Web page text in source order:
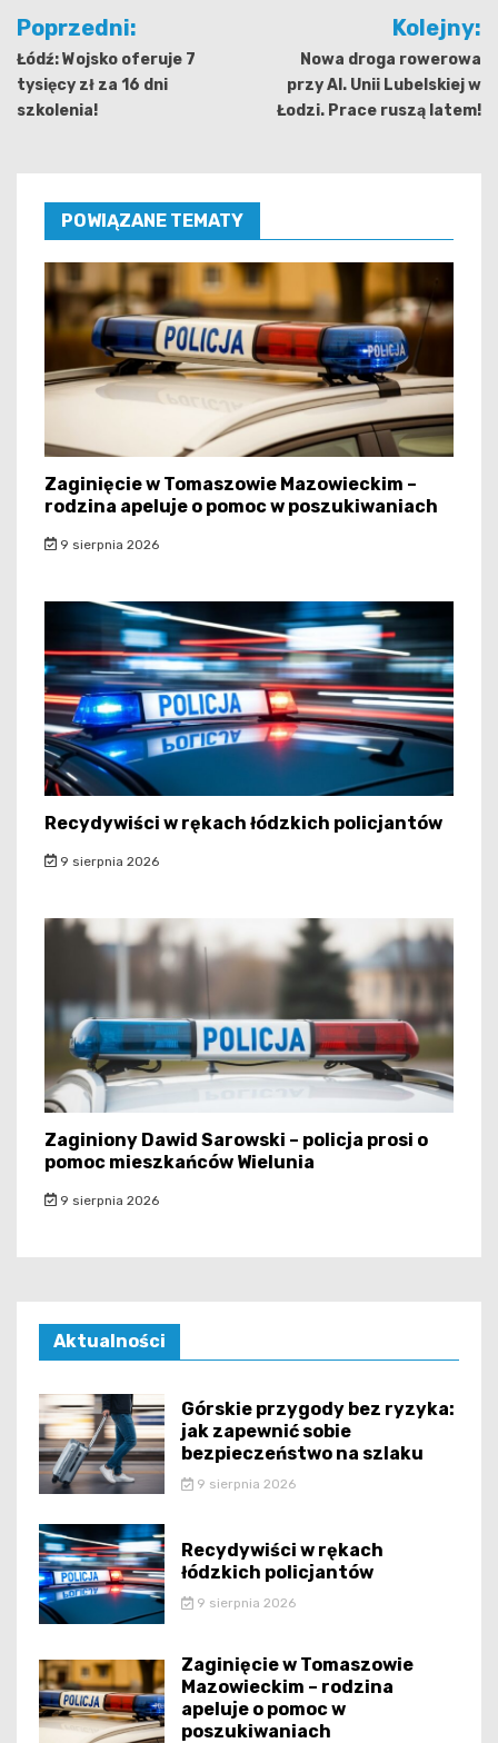
Nawigacja
wpisu
Poprzedni:
Łódź: Wojsko oferuje 7
tysięcy zł za 16 dni
szkolenia!
Kolejny:
Nowa droga rowerowa
przy Al. Unii Lubelskiej w
Łodzi. Prace ruszą latem!
POWIĄZANE TEMATY
Zaginięcie w Tomaszowie Mazowieckim –
rodzina apeluje o pomoc w poszukiwaniach
9 sierpnia 2026
Recydywiści w rękach łódzkich policjantów
9 sierpnia 2026
Zaginiony Dawid Sarowski – policja prosi o
pomoc mieszkańców Wielunia
9 sierpnia 2026
Aktualności
Górskie przygody bez ryzyka:
jak zapewnić sobie
bezpieczeństwo na szlaku
9 sierpnia 2026
Recydywiści w rękach
łódzkich policjantów
9 sierpnia 2026
Zaginięcie w Tomaszowie
Mazowieckim – rodzina
apeluje o pomoc w
poszukiwaniach